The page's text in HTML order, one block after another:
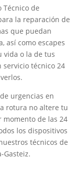
Técnico de
la reparación de
que puedan
así como escapes
vida o la de tus
servicio técnico 24
urgencias en
rotura no altere tu
de las 24
los dispositivos
técnicos de
Gasteiz.